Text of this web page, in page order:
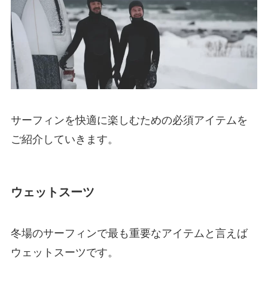
サーフィンを快適に楽しむための必須アイテムを
ご紹介していきます。
ウェットスーツ
冬場のサーフィンで最も重要なアイテムと言えば
ウェットスーツです。